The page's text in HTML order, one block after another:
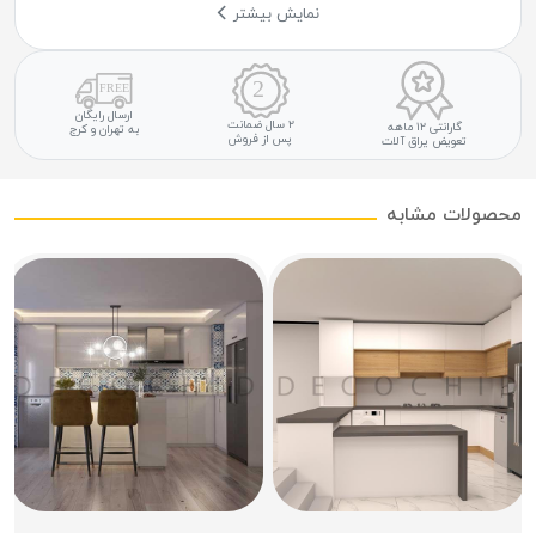
نمایش بیشتر
گارانتی ۱۲ ماهه
تعویض یراق آلات
۲ سال ضمانت
پس از فروش
ارسال رایگان
به تهران و کرج
محصولات مشابه